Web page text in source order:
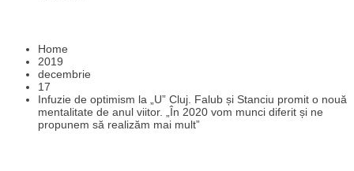
Home
2019
decembrie
17
Infuzie de optimism la „U” Cluj. Falub și Stanciu promit o nouă
mentalitate de anul viitor. „În 2020 vom munci diferit și ne
propunem să realizăm mai mult”